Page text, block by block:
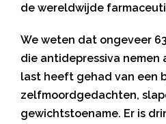
de wereldwijde
We weten dat ongeveer
die antidepressiva nemen
last heeft gehad van een
zelfmoordgedachten,
gewichtstoename. Er is